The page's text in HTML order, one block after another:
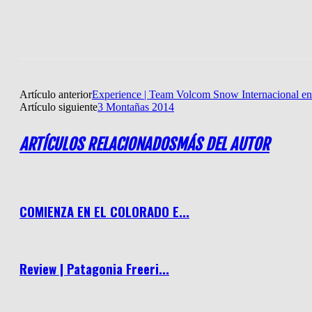
Artículo anteriorExperience | Team Volcom Snow Internacional
Artículo siguiente3 Montañas 2014
ARTÍCULOS RELACIONADOSMÁS DEL AUTOR
COMIENZA EN EL COLORADO E...
Review | Patagonia Freeri...